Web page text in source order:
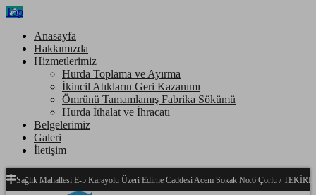
Top
Anasayfa
Hakkımızda
Hizmetlerimiz
Hurda Toplama ve Ayırma
İkincil Atıkların Geri Kazanımı
Ömrünü Tamamlamış Fabrika Sökümü
Hurda İthalat ve İhracatı
Belgelerimiz
Galeri
İletişim
Sağlık Mahallesi E-5 Karayolu Üzeri Edirne Caddesi Acem Sokak No:6 Çorlu /